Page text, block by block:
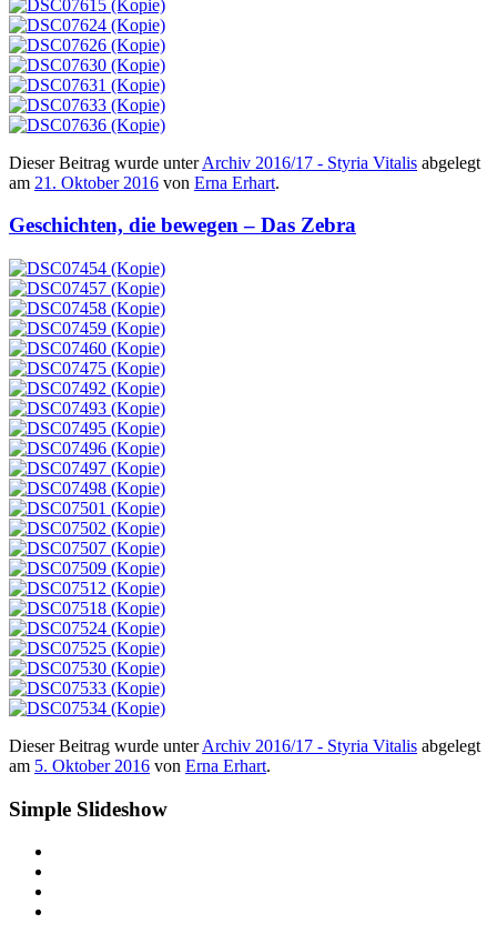
Dieser Beitrag wurde unterArchiv 2016/17 - Styria Vitalis abgelegt
am 21. Oktober 2016 von Erna Erhart.
Geschichten, die bewegen – Das Zebra
Dieser Beitrag wurde unterArchiv 2016/17 - Styria Vitalis abgelegt
am 5. Oktober 2016 von Erna Erhart.
Simple Slideshow